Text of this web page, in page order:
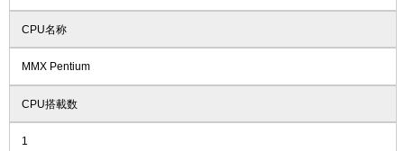
CPU名称
MMX Pentium
CPU搭載数
1